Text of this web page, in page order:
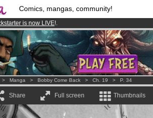
Comics, mangas, community!
is now LIVE!.
membersand 1000comics & mangas!.
from3.95 euros per month !Get membership
> Manga > Bobby Come Back > Ch. 19 > P. 34
Share Full screen Thumbnails